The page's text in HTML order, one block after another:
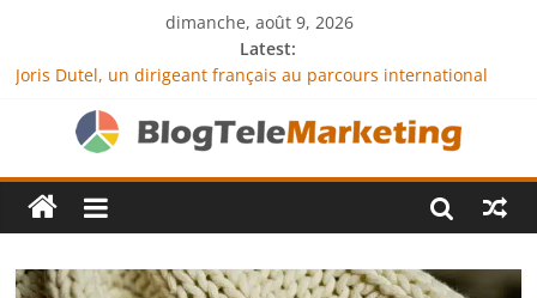
dimanche, août 9, 2026
Latest:
Joris Dutel, un dirigeant français au parcours international
Agria Assurance Animaux : comment l’entreprise se
démarque-t-elle de la concurrence ?
JCA Academy : l’excellence au service de l’indépendance
financière
Denis Bouclon : la diplomatie éducative comme moteur de
Next Terra International : des solutions logistiques au service